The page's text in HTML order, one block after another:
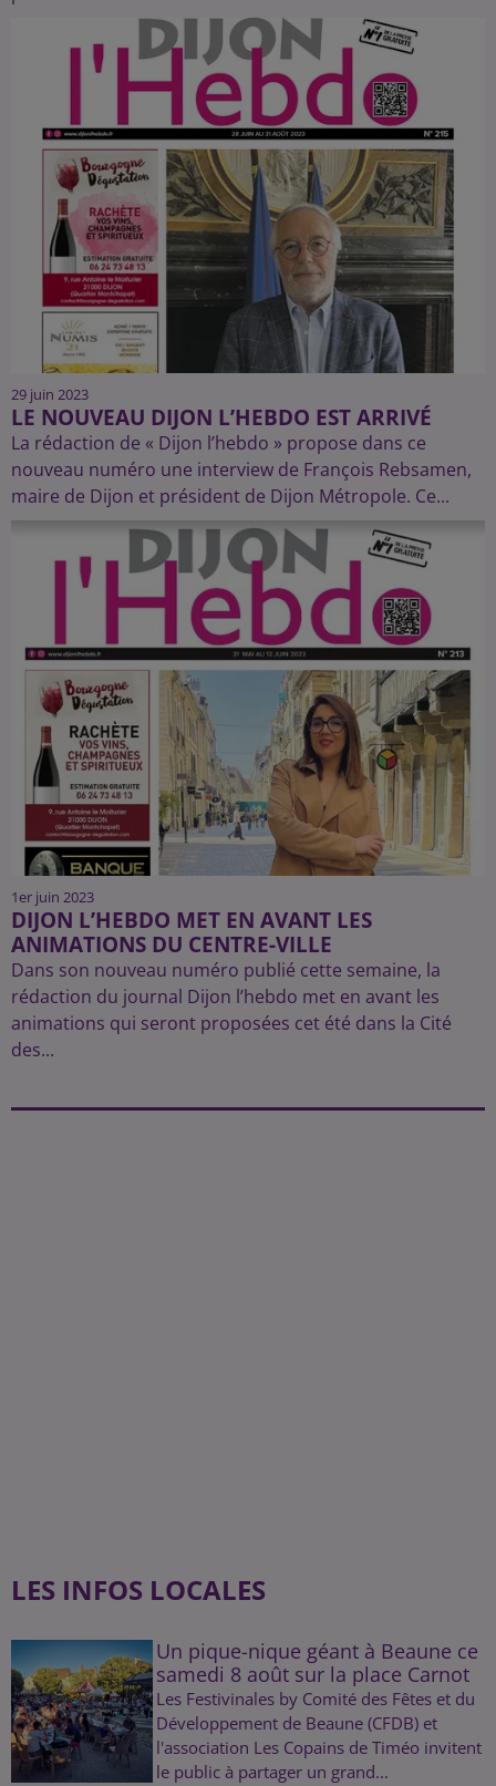
29 juin 2023
LE NOUVEAU DIJON L’HEBDO EST ARRIVÉ
La rédaction de « Dijon l’hebdo » propose dans ce
nouveau numéro une interview de François Rebsamen,
maire de Dijon et président de Dijon Métropole. Ce...
1er juin 2023
DIJON L’HEBDO MET EN AVANT LES
ANIMATIONS DU CENTRE-VILLE
Dans son nouveau numéro publié cette semaine, la
rédaction du journal Dijon l’hebdo met en avant les
animations qui seront proposées cet été dans la Cité
des...
LES INFOS LOCALES
Un pique-nique géant à Beaune ce
samedi 8 août sur la place Carnot
Les Festivinales by Comité des Fêtes et du
Développement de Beaune (CFDB) et
l'association Les Copains de Timéo invitent
le public à partager un grand...